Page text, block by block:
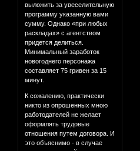
выложить за увеселительную
программу указанную вами
сумму. Однако «при любых
раскладах» с агентством
придется делиться.
Минимальный заработок
новогоднего персонажа
составляет 75 гривен за 15
минут.
К сожалению, практически
никто из опрошенных мною
работодателей не желает
оформлять трудовые
отношения путем договора. И
это объяснимо - в случае